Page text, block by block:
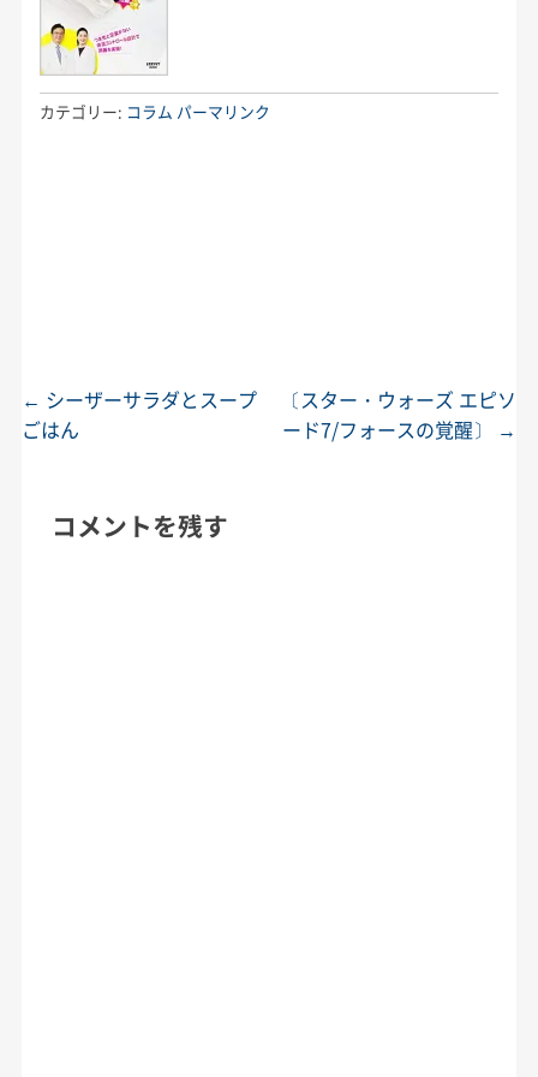
カテゴリー: コラム パーマリンク
投稿ナビゲーション
← シーザーサラダとスープ
ごはん
〔スター・ウォーズ エピソ
ード7/フォースの覚醒〕
→
コメントを残す